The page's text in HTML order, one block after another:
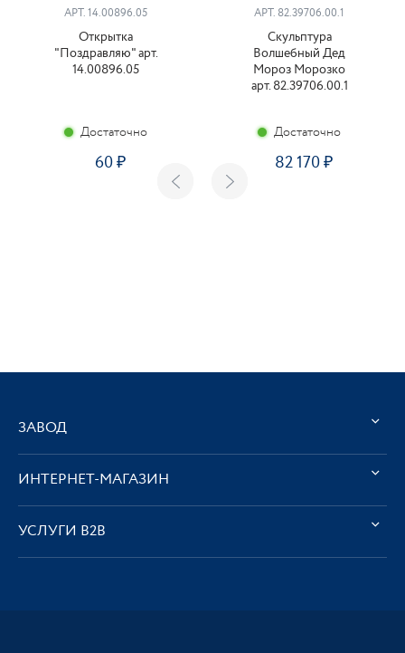
АРТ. 14.00896.05
Открытка
"Поздравляю" арт.
14.00896.05
Достаточно
60
АРТ. 82.39706.00.1
Скульптура
Волшебный Дед
Мороз Морозко
арт. 82.39706.00.1
Достаточно
82 170
ЗАВОД
ИНТЕРНЕТ-МАГАЗИН
УСЛУГИ В2В